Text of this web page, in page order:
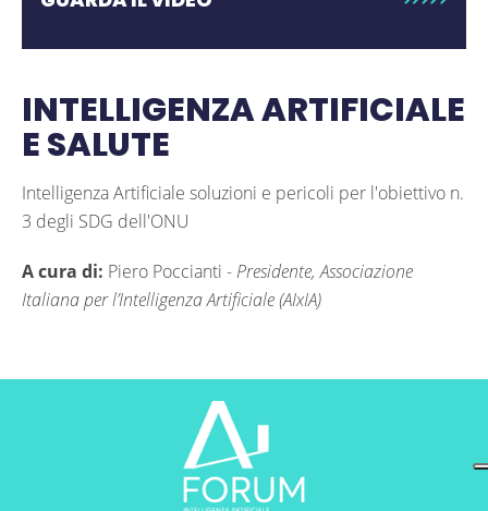
INTELLIGENZA ARTIFICIALE
E SALUTE
Intelligenza Artificiale soluzioni e pericoli per l'obiettivo n.
3 degli SDG dell'ONU
A cura di: Piero Poccianti - Presidente, Associazione
Italiana per l’Intelligenza Artificiale (AIxIA)